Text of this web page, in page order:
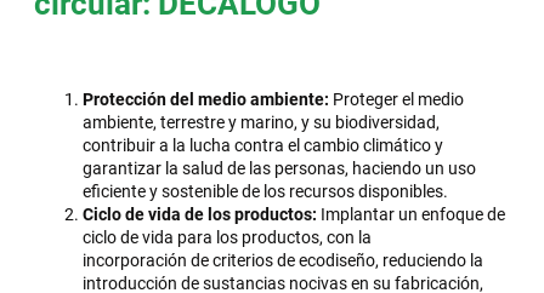
Protección del medio ambiente: Proteger el medio
ambiente, terrestre y marino, y su biodiversidad,
contribuir a la lucha contra el cambio climático y
garantizar la salud de las personas, haciendo un uso
eficiente y sostenible de los recursos disponibles.
Ciclo de vida de los productos: Implantar un enfoque de
ciclo de vida para los productos, con la
incorporación de criterios de ecodiseño, reduciendo la
introducción de sustancias nocivas en su fabricación,